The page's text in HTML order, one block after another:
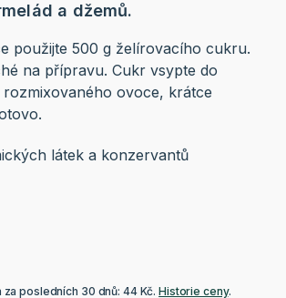
a džemů.
použijte 500 g želírovacího cukru.
na přípravu. Cukr vsypte do
ovoce, krátce
látek a konzervantů
za posledních 30 dnů: 44 Kč.Historie ceny.